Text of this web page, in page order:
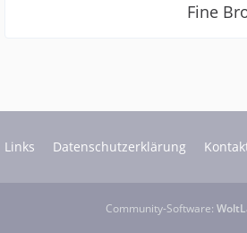
Fine
Links Datenschutzerklärung
Community-Software: